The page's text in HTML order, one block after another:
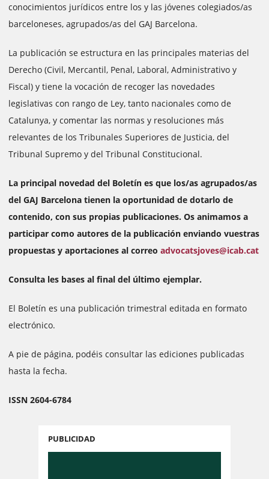
conocimientos jurídicos entre los y las jóvenes colegiados/as
barceloneses, agrupados/as del GAJ Barcelona.
La publicación se estructura en las principales materias del
Derecho (Civil, Mercantil, Penal, Laboral, Administrativo y
Fiscal) y tiene la vocación de recoger las novedades
legislativas con rango de Ley, tanto nacionales como de
Catalunya, y comentar las normas y resoluciones más
relevantes de los Tribunales Superiores de Justicia, del
Tribunal Supremo y del Tribunal Constitucional.
La principal novedad del Boletín es que los/as agrupados/as
del GAJ Barcelona tienen la oportunidad de dotarlo de
contenido, con sus propias publicaciones. Os animamos a
participar como autores de la publicación enviando vuestras
propuestas y aportaciones al correo advocatsjoves@icab.cat
Consulta les bases al final del último ejemplar.
El Boletín es una publicación trimestral editada en formato
electrónico.
A pie de página, podéis consultar las ediciones publicadas
hasta la fecha.
ISSN 2604-6784
PUBLICIDAD